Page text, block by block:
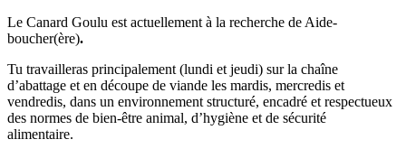
Le Canard Goulu est actuellement à la recherche de Aide-
boucher(ère).
Tu travailleras principalement (lundi et jeudi) sur la chaîne
d’abattage et en découpe de viande les mardis, mercredis et
vendredis, dans un environnement structuré, encadré et respectueux
des normes de bien-être animal, d’hygiène et de sécurité
alimentaire.